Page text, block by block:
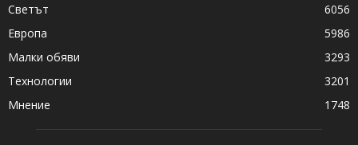
Светът
6056
Европа
5986
Малки обяви
3293
Технологии
3201
Мнение
1748